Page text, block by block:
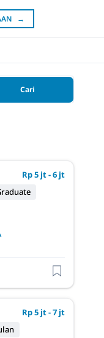
→
Cari
Rp 5 jt - 6 jt
Rp 5 jt - 7 jt